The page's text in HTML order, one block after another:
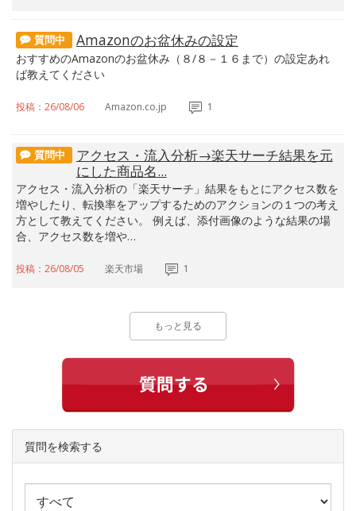
質問中 Amazonのお盆休みの設定
おすすめのAmazonのお盆休み（８/８－１６まで）の設定あれ
ば教えてください
投稿：26/08/06 Amazon.co.jp 1
質問中
アクセス・流入分析→楽天サーチ結果を元
にした商品名...
アクセス・流入分析の「楽天サーチ」結果をもとにアクセス数を
増やしたり、転換率をアップするためのアクションの１つの考え
方として教えてください。 例えば、添付画像のような結果の場
合、アクセス数を増や…
投稿：26/08/05 楽天市場 1
もっと見る
質問を検索する